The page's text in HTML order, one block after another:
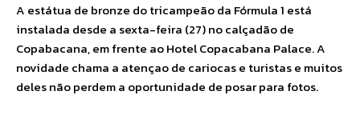
o
n
e
n
n
A estátua de bronze do tricampeão da Fórmula 1 está
instalada desde a sexta-feira (27) no calçadão de
Copabacana, em frente ao Hotel Copacabana Palace. A
novidade chama a atençao de cariocas e turistas e muitos
deles não perdem a oportunidade de posar para fotos.